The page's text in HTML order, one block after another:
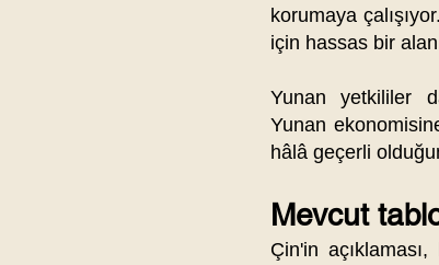
korumaya
için hassas bir
Yunan yetkililer
Yunan
hâlâ geçerli
Mevcut
Çin'in